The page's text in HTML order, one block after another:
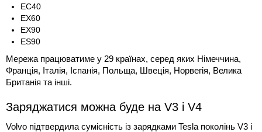
EC40
EX60
EX90
ES90
Мережа працюватиме у 29 країнах, серед яких Німеччина,
Франція, Італія, Іспанія, Польща, Швеція, Норвегія, Велика
Британія та інші.
Заряджатися можна буде на V3 і V4
Volvo підтвердила сумісність із зарядками Tesla поколінь V3 і